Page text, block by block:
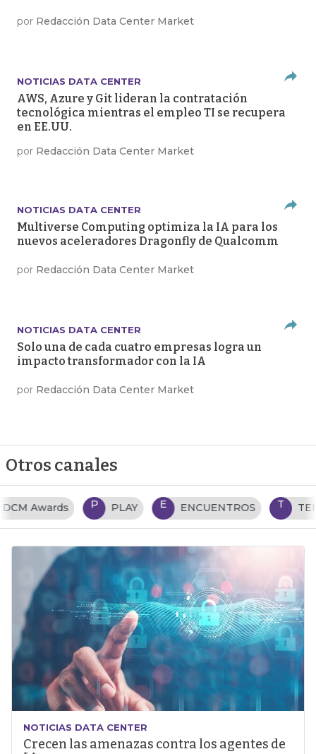
por Redacción Data Center Market
NOTICIAS DATA CENTER
AWS, Azure y Git lideran la contratación
tecnológica mientras el empleo TI se recupera
en EE.UU.
por Redacción Data Center Market
NOTICIAS DATA CENTER
Multiverse Computing optimiza la IA para los
nuevos aceleradores Dragonfly de Qualcomm
por Redacción Data Center Market
NOTICIAS DATA CENTER
Solo una de cada cuatro empresas logra un
impacto transformador con la IA
por Redacción Data Center Market
Otros canales
P PLAY E ENCUENTROS T TENDENCIAS TI
NOTICIAS DATA CENTER
Crecen las amenazas contra los agentes de